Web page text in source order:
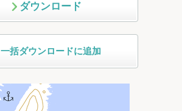
ダウンロード
一括ダウンロードに追加